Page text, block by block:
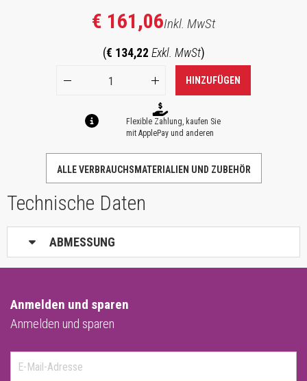
€ 161,06Inkl. MwSt
(€ 134,22 Exkl. MwSt)
HINZUFÜGEN
Flexible Zahlung, kaufen Sie
mit ApplePay und anderen
ALLE VERBRAUCHSMATERIALIEN UND ZUBEHÖR
Technische Daten
ABMESSUNG
Anmelden und sparen
Anmelden und sparen